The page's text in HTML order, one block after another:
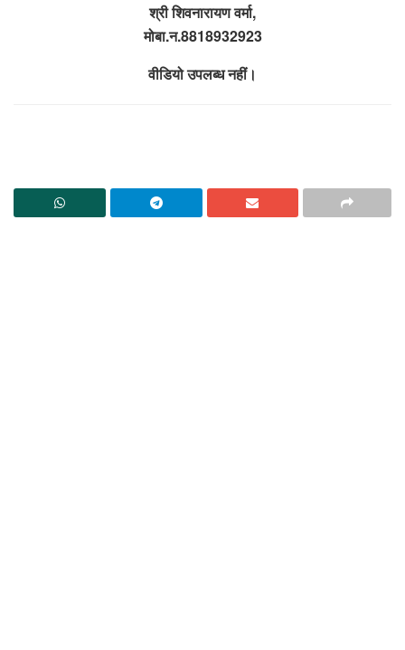
श्री शिवनारायण वर्मा,
मोबा.न.8818932923
वीडियो उपलब्ध नहीं।